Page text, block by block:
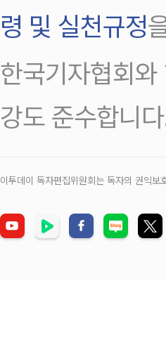
령 및 실천규정
한국기자협회
강도 준수합니
이투데이 독자편집위원회는 독자의 권익